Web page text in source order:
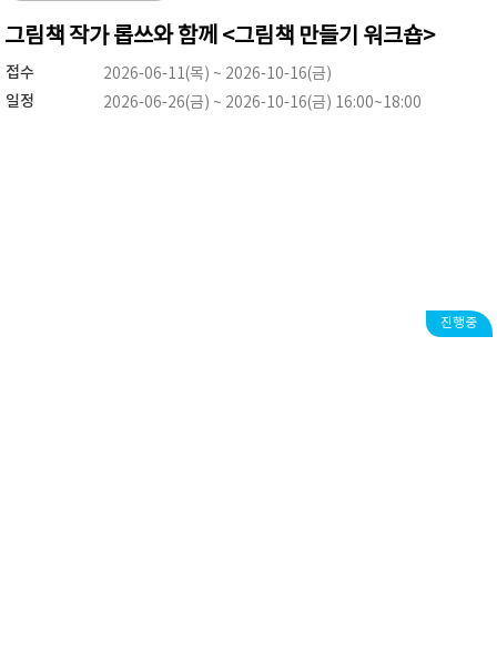
그림책 작가 롭쓰와 함께 <그림책 만들기 워크숍>
접수 2026-06-11(목) ~ 2026-10-16(금)
일정 2026-06-26(금) ~ 2026-10-16(금) 16:00~18:00
진행중